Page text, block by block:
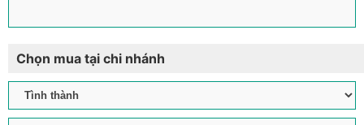
Chọn mua tại chi nhánh